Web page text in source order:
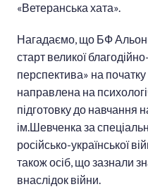
«Ветеранська хата».
Нагадаємо, що БФ
старт великої
перспектива» на
направлена на
підготовку до навчання
ім.Шевченка за
російсько-української
також осіб, що зазнали
внаслідок війни.